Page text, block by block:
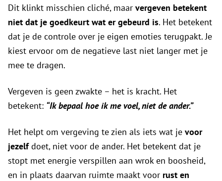
Dit klinkt misschien cliché, maar vergeven betekent
niet dat je goedkeurt wat er gebeurd is. Het betekent
dat je de controle over je eigen emoties terugpakt. Je
kiest ervoor om de negatieve last niet langer met je
mee te dragen.
Vergeven is geen zwakte – het is kracht. Het
betekent: “Ik bepaal hoe ik me voel, niet de ander.”
Het helpt om vergeving te zien als iets wat je voor
jezelfdoet, niet voor de ander. Het betekent dat je
stopt met energie verspillen aan wrok en boosheid,
en in plaats daarvan ruimte maakt voor rust en